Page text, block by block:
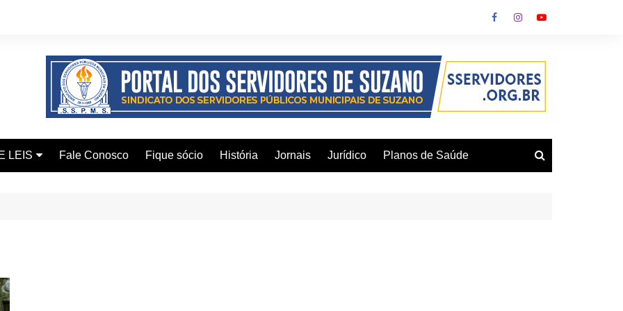
LEIS Fale Conosco Fique sócio História Jornais Jurídico Planos de Saúde